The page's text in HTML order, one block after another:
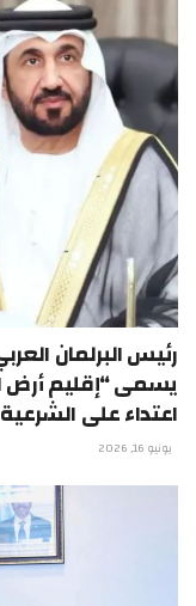
رئيس البرلمان
يسمى “إقليم أرض
اعتداء على
يونيو 16, 2026